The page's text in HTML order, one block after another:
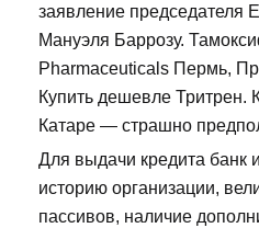
заявление председателя
Мануэля Баррозу.
Pharmaceuticals Пермь,
Купить дешевле Тритрен.
Катаре — страшно
Для выдачи кредита банк
историю организации,
пассивов, наличие